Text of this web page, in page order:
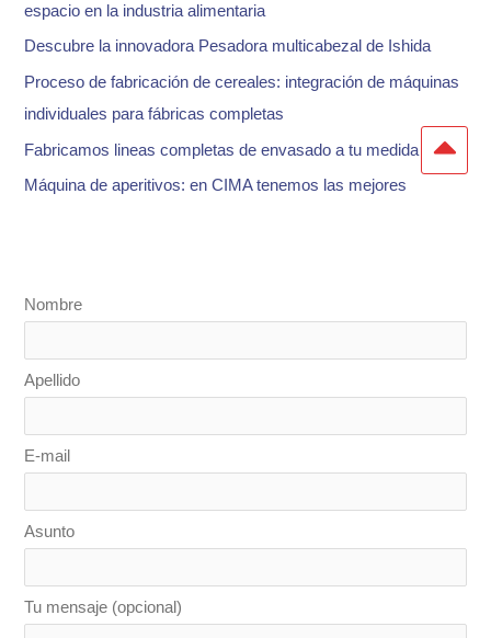
o
r
:
espacio en la industria alimentaria
Descubre la innovadora Pesadora multicabezal de Ishida
Proceso de fabricación de cereales: integración de máquinas
individuales para fábricas completas
Fabricamos lineas completas de envasado a tu medida
Máquina de aperitivos: en CIMA tenemos las mejores
Nombre
Apellido
E-mail
Asunto
Tu mensaje (opcional)